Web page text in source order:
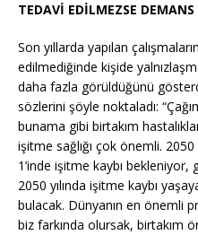
TEDAVİ EDİLMEZSE
Son yıllarda yapılan
edilmediğinde kişide
daha fazla görüldüğünü
sözlerini şöyle noktaladı:
bunama gibi birtakım
işitme sağlığı çok önemli.
1’inde işitme kaybı
2050 yılında işitme kaybı
bulacak. Dünyanın en önemli
biz farkında olursak, birtakım